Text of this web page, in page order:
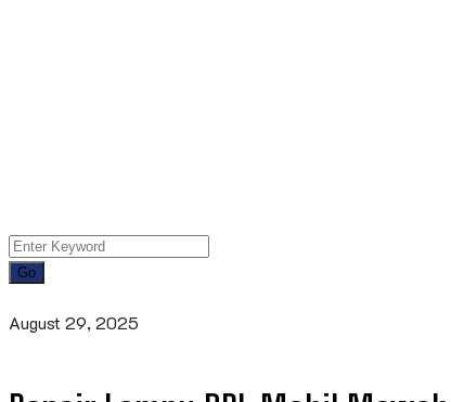
August 29, 2025